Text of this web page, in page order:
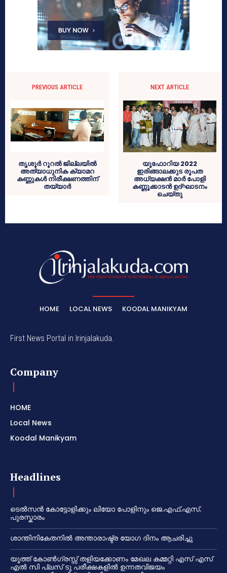
PREVIOUS ARTICLE
തൃശൂർ റൂറൽ ജില്ലയിൽ
അത്യാധുനിക ക്യാമറ
കണ്ണുകൾ നിരീക്ഷണത്തിന്
തയ്യാർ
NEXT ARTICLE
യൂഫോറിയ 2022
ഇരിങ്ങാലക്കുട രൂപത
അധ്യക്ഷൻ മാർ പോളി
കണ്ണൂക്കാടൻ ഉദ്ഘാടനം
ചെയ്തു
HOME LOCAL NEWS KOODAL MANIKYAM
First News Portal in Irinjalakuda.
Company
HOME
Local News
Koodal Manikyam
Headlines
ടെൽസൻ കോട്ടോളിക്കും ലിയോ പോളിനും ജെ.എഫ്.എസ്.
പുരസ്കാരം
ശാന്തിനികേതനിൽ അന്താരാഷ്ട്ര യോഗ ദിനം ആചരിച്ചു
യൂത്ത് കോൺഗ്രസ്സ് തളിയക്കോണം മേഖല കമ്മറ്റി എസ് എസ്
എൽ സി പ്ലസ് ടു പരീക്ഷകളിൽ ഉന്നതവിജയം